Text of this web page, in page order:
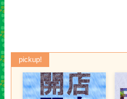
pickup!